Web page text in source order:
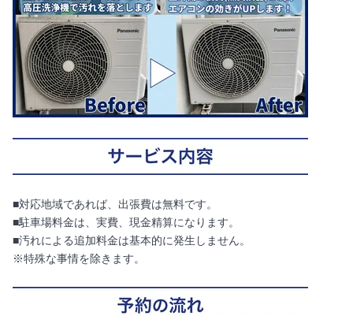
■対応地域であれば、出張費は無料です。
■駐車場料金は、実費、現金精算になります。
■汚れによる追加料金は基本的に発生しません。
※特殊な事情を除きます。